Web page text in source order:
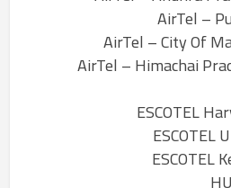
40403 – AirTel – Himachai